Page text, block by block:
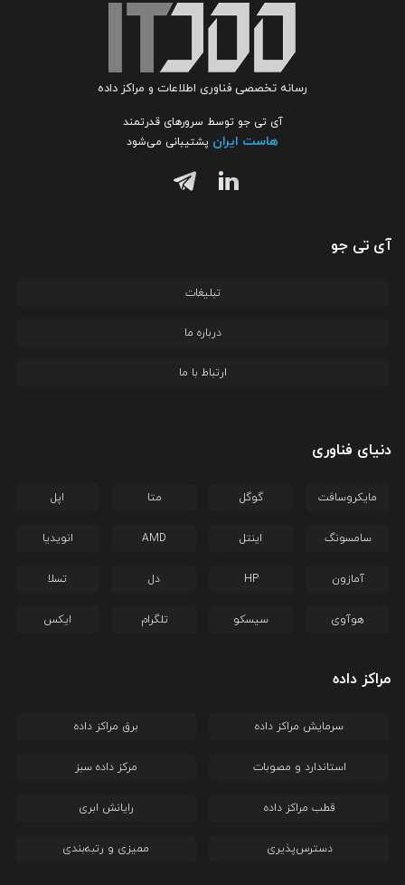
رسانه تخصصی فناوری اطلاعات و مراکز داده
آی تی جو توسط سرورهای قدرتمند
هاست ایران پشتیبانی می‌شود
آی تی جو
تبلیغات
درباره ما
ارتباط با ما
دنیای فناوری
مایکروسافت گوگل متا اپل
سامسونگ اینتل AMD انویدیا
آمازون HP دل تسلا
هوآوی سیسکو تلگرام ایکس
مراکز داده
سرمایش مراکز داده برق مراکز داده
استاندارد و مصوبات مرکز داده سبز
قطب مراکز داده رایانش ابری
دسترس‌پذیری ممیزی و رتبه‌بندی